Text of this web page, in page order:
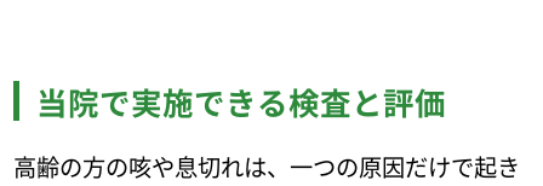
当院で実施できる検査と評価
高齢の方の咳や息切れは、一つの原因だけで起き